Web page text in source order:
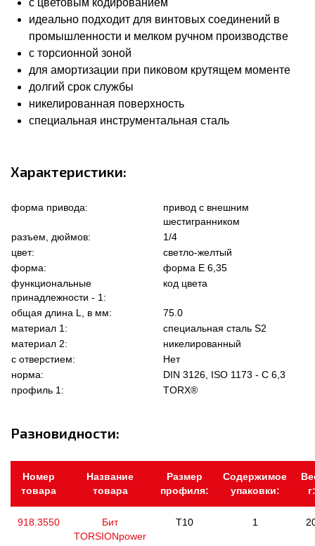
с цветовым кодированием
идеально подходит для винтовых соединений в
промышленности и мелком ручном производстве
с торсионной зоной
для амортизации при пиковом крутящем моменте
долгий срок службы
никелированная поверхность
специальная инструментальная сталь
Характеристики:
форма привода:
привод с внешним
шестигранником
разъем, дюймов:
1/4
цвет:
светло-желтый
форма:
форма Е 6,35
функциональные
принадлежности - 1:
код цвета
общая длина L, в мм:
75.0
материал 1:
специальная сталь S2
материал 2:
никелированный
с отверстием:
Нет
норма:
DIN 3126, ISO 1173 - C 6,3
профиль 1:
TORX®
Разновидности:
Номер
товара
Название
товара
Размер
профиля:
Содержимое
упаковки:
г:
918.3550
Бит
TORSIONpower
T10 1